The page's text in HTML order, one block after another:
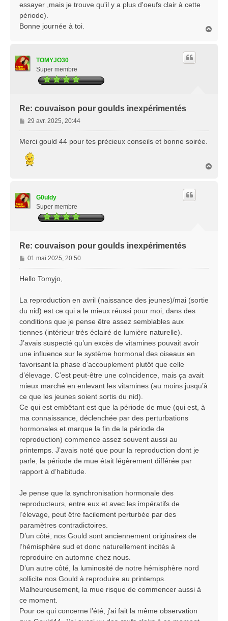
essayer ,mais je trouve qu'il y a plus d'oeufs clair à cette
période).
Bonne journée à toi.
TOMYJO30
Super membre
Re: couvaison pour goulds inexpérimentés
M
e
s
a
g
29 avr. 2025, 20:44
Merci gould 44 pour tes précieux conseils et bonne soirée.
G0uldy
Super membre
Re: couvaison pour goulds inexpérimentés
M
e
g
e
01 mai 2025, 20:50
Hello Tomyjo,
La reproduction en avril (naissance des jeunes)/mai (sortie
du nid) est ce qui a le mieux réussi pour moi, dans des
conditions que je pense être assez semblables aux
tiennes (intérieur très éclairé de lumière naturelle).
J’avais suspecté qu’un excès de vitamines pouvait avoir
une influence sur le système hormonal des oiseaux en
favorisant la phase d’accouplement plutôt que celle
d’élevage. C’est peut-être une coïncidence, mais ça avait
mieux marché en enlevant les vitamines (au moins jusqu’à
ce que les jeunes soient sortis du nid).
Ce qui est embêtant est que la période de mue (qui est, à
ma connaissance, déclenchée par des perturbations
hormonales et marque la fin de la période de
reproduction) commence assez souvent aussi au
printemps. J’avais noté que pour la reproduction dont je
parle, la période de mue était légèrement différée par
rapport à d’habitude.
Je pense que la synchronisation hormonale des
reproducteurs, entre eux et avec les impératifs de
l’élevage, peut être facilement perturbée par des
paramètres contradictoires.
D’un côté, nos Gould sont anciennement originaires de
l’hémisphère sud et donc naturellement incités à
reproduire en automne chez nous.
D’un autre côté, la luminosité de notre hémisphère nord
sollicite nos Gould à reproduire au printemps.
Malheureusement, la mue risque de commencer aussi à
ce moment.
Pour ce qui concerne l’été, j’ai fait la même observation